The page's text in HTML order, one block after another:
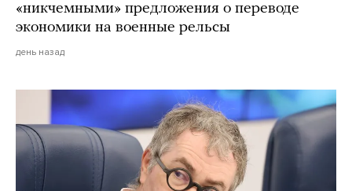
«никчемными» предложения о переводе
экономики на военные рельсы
день назад